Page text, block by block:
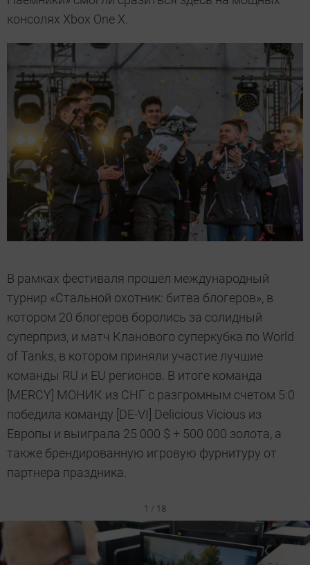
консолях Xbox One X.
В рамках фестиваля прошел международный
турнир «Стальной охотник: битва блогеров», в
котором 20 блогеров боролись за солидный
суперприз, и матч Кланового суперкубка по World
of Tanks, в котором приняли участие лучшие
команды RU и EU регионов. В итоге команда
[MERCY] МОНИК из СНГ с разгромным счетом 5:0
победила команду [DE-VI] Delicious Vicious из
Европы и выиграла 25 000 $ + 500 000 золота, а
также брендированную игровую фурнитуру от
партнера праздника.
1 / 18